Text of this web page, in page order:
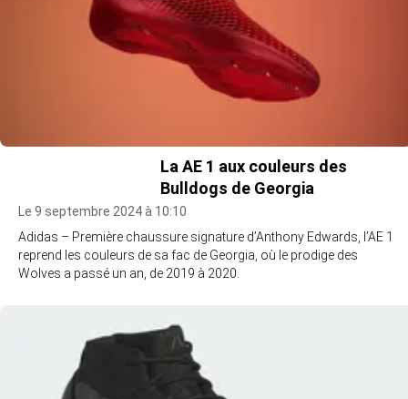
La AE 1 aux couleurs des
Bulldogs de Georgia
Le 9 septembre 2024 à 10:10
Adidas – Première chaussure signature d’Anthony Edwards, l’AE 1
reprend les couleurs de sa fac de Georgia, où le prodige des
Wolves a passé un an, de 2019 à 2020.